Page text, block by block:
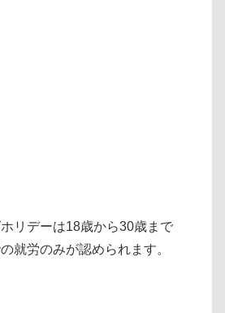
リデーは18歳から30歳まで
就労のみが認められます。